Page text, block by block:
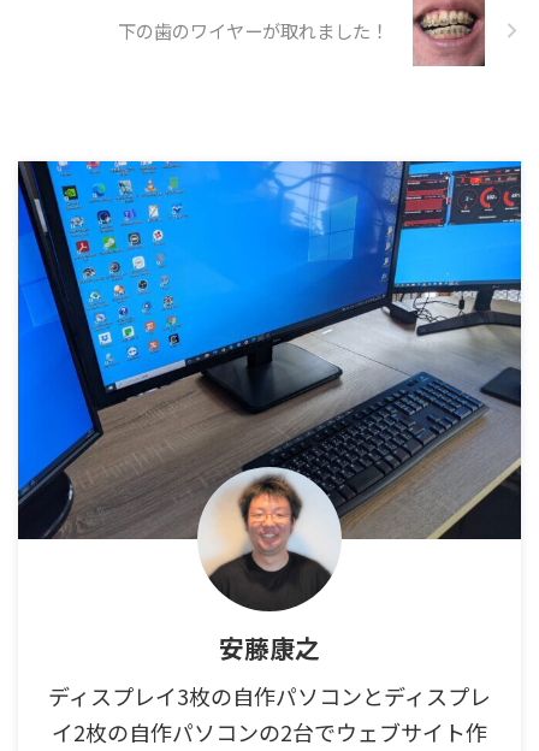
下の歯のワイヤーが取れました！
安藤康之
ディスプレイ3枚の自作パソコンとディスプレ
イ2枚の自作パソコンの2台でウェブサイト作